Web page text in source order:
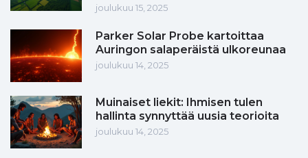
joulukuu 15, 2025
Parker Solar Probe kartoittaa
Auringon salaperäistä ulkoreunaa
joulukuu 14, 2025
Muinaiset liekit: Ihmisen tulen
hallinta synnyttää uusia teorioita
joulukuu 14, 2025